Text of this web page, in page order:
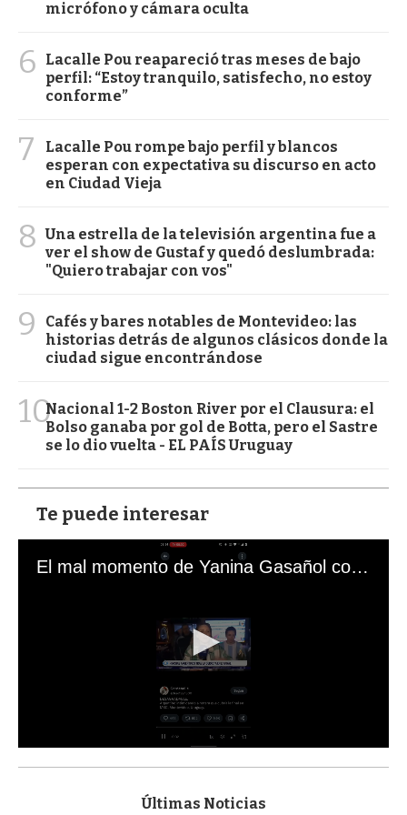
micrófono y cámara oculta
6
Lacalle Pou reapareció tras meses de bajo
perfil: “Estoy tranquilo, satisfecho, no estoy
conforme”
7
Lacalle Pou rompe bajo perfil y blancos
esperan con expectativa su discurso en acto
en Ciudad Vieja
8 Una estrella de la televisión argentina fue a
ver el show de Gustaf y quedó deslumbrada:
"Quiero trabajar con vos"
9
Cafés y bares notables de Montevideo: las
historias detrás de algunos clásicos donde la
ciudad sigue encontrándose
10Nacional 1-2 Boston River por el Clausura: el
Bolso ganaba por gol de Botta, pero el Sastre
se lo dio vuelta - EL PAÍS Uruguay
Te puede interesar
El mal momento de Yanina Gasañol con un hincha argentino en "Subrayado"
s
Últimas Noticias